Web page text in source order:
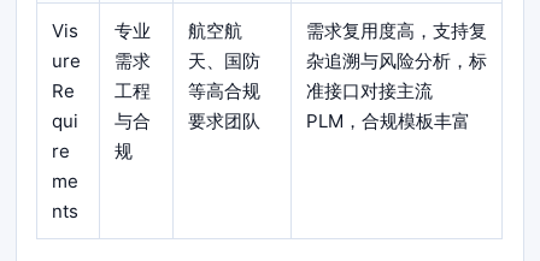
Vis
ure
Re
qui
re
me
nts
专业
需求
工程
与合
规
航空航
天、国防
等高合规
要求团队
需求复用度高，支持复
杂追溯与风险分析，标
准接口对接主流
PLM，合规模板丰富